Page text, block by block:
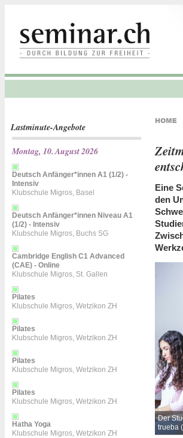
Lastminute-Angebote
Montag, 10. August 2026
Deutsch Anfänger*innen A1 (1/2) -
Intensiv
Klubschule Migros, Basel
Deutsch Anfänger*innen Niveau A1
(1/2) - Intensiv
Klubschule Migros, Buchs SG
Cambridge English C1 Advanced
(CAE) - Online
Klubschule Migros, St. Gallen
Pilates
Klubschule Migros, Wetzikon ZH
Pilates
Klubschule Migros, Wetzikon ZH
Pilates
Klubschule Migros, Wetzikon ZH
Pilates
Klubschule Migros, Wetzikon ZH
Hatha Yoga
Klubschule Migros, Wetzikon ZH
Eine
den
und Projekten. - Foto: javier
Der
trueba (